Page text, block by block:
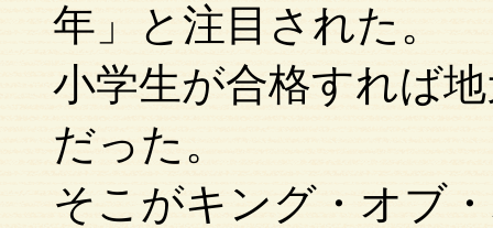
年」と注目された。
小学生が合格すれば
だった。
そこがキング・オブ